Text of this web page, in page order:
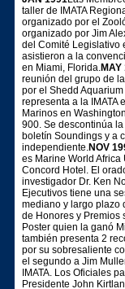
taller de IMATA
organizado por el
organizado por Jim
del Comité Legislativo
asistieron a la
en Miami, Florida. MAY
reunión del grupo de
por el Shedd
representa a la IMATA
Marinos en
900. Se descontinúa
boletín Soundings y a
independiente. NOV
es Marine World
Concord Hotel. El
investigador Dr. Ken
Ejecutivos tiene una
mediano y largo plazo
de Honores y Premios
Poster quien la ganó
también presenta 2
por su sobresaliente
el segundo a Jim
IMATA. Los Oficiales
Presidente John